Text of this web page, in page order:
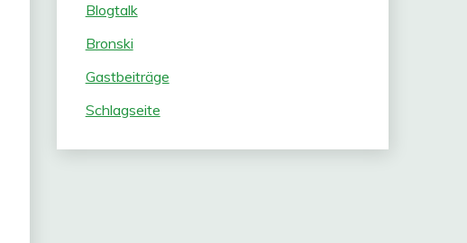
Blogtalk
Bronski
Gastbeiträge
Schlagseite